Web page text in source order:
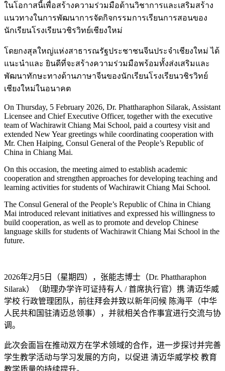
ในโอกาสนี้เพื่อสร้างความร่วมมือด้านวิชาการและเสริมสร้าง
แนวทางในการพัฒนาการจัดกิจกรรมการเรียนการสอนของ
นักเรียนโรงเรียนวชิรวิทย์เชียงใหม่
โดยกงสุลใหญ่แห่งสาธารณรัฐประชาชนจีนประจำเชียงใหม่ ได้
แนะนำและ ยินดีที่จะสร้างความร่วมมือพร้อมทั้งส่งเสริมและ
พัฒนาทักษะทางด้านภาษาจีนของนักเรียนโรงเรียนวชิรวิทย์
เชียงใหม่ในอนาคต
On Thursday, 5 February 2026, Dr. Phattharaphon Silarak, Assistant
Licensee and Chief Executive Officer, together with the executive
team of Wachirawit Chiang Mai School, paid a courtesy visit and
extended New Year greetings while coordinating cooperation with
Mr. Chen Haiping, Consul General of the People’s Republic of
China in Chiang Mai.
On this occasion, the meeting aimed to establish academic
cooperation and strengthen approaches for developing teaching and
learning activities for students of Wachirawit Chiang Mai School.
The Consul General of the People’s Republic of China in Chiang
Mai introduced relevant initiatives and expressed his willingness to
build cooperation, as well as to promote and develop Chinese
language skills for students of Wachirawit Chiang Mai School in the
future.
2026年2月5日（星期四），张能志博士（Dr. Phattharaphon
Silarak）（助理办学许可证持有人 / 首席执行官）携 清迈华威
学校 行政管理团队，前往拜会并致以新年问候 陈海平（中华
人民共和国驻清迈总领事），并就相关合作事宜进行交流与协
调。
此次会面旨在推动双方在学术领域的合作，进一步探讨并完善
学生教学活动与学习发展的方向，以促进 清迈华威学校 教育
教学质量的持续提升。